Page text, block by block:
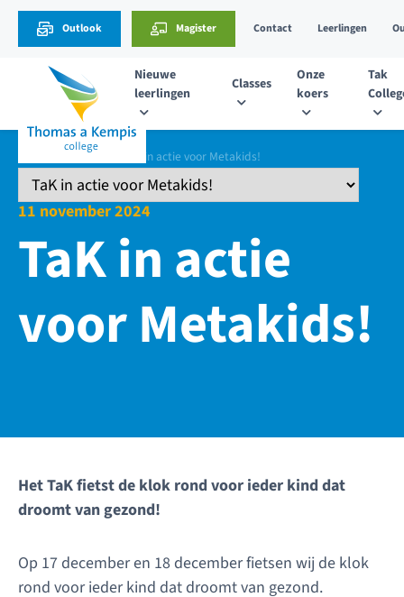
Outlook Magister Contact Leerlingen
Nieuwe
leerlingen
Classes
Onze
koers
Tak
Nieuws TaK in actie voor Metakids!
11 november 2024
TaK in actie
voor Metakids!
Het TaK fietst de klok rond voor ieder kind dat
droomt van gezond!
Op 17 december en 18 december fietsen wij de klok
rond voor ieder kind dat droomt van gezond.